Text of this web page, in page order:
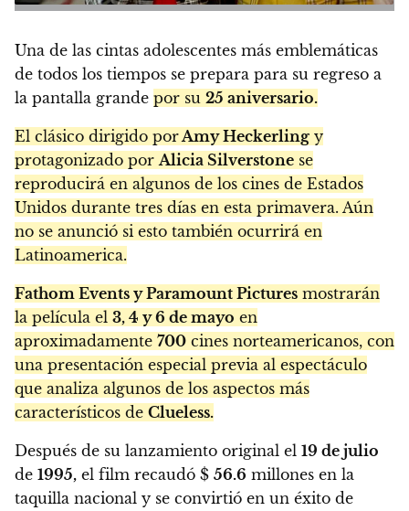
Una de las cintas adolescentes más emblemáticas
de todos los tiempos se prepara para su regreso a
la pantalla grande por su 25 aniversario.
El clásico dirigido por Amy Heckerling y
protagonizado por Alicia Silverstone se
reproducirá en algunos de los cines de Estados
Unidos durante tres días en esta primavera. Aún
no se anunció si esto también ocurrirá en
Latinoamerica.
Fathom Events y Paramount Pictures mostrarán
la película el 3, 4 y 6 de mayo en
aproximadamente 700 cines norteamericanos, con
una presentación especial previa al espectáculo
que analiza algunos de los aspectos más
característicos de Clueless.
Después de su lanzamiento original el 19 de julio
de 1995, el film recaudó $ 56.6 millones en la
taquilla nacional y se convirtió en un éxito de